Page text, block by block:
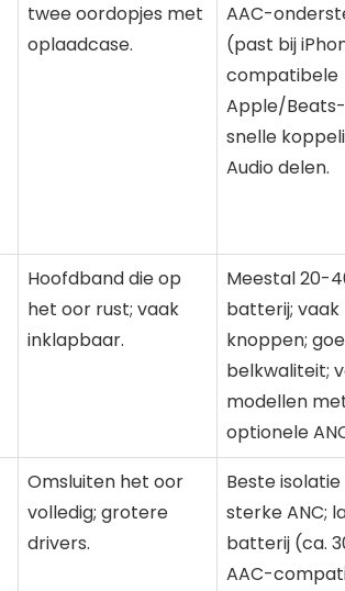
twee oordopjes met
oplaadcase.
AAC-
(past bij
compatibele
Apple/
snelle
Audio delen.
Hoofdband die op
het oor rust; vaak
inklapbaar.
Meestal 20-
batterij; vaak
knoppen;
belkwaliteit;
modellen
optionele
Omsluiten het oor
volledig; grotere
drivers.
Beste
sterke ANC;
batterij (ca.
AAC-